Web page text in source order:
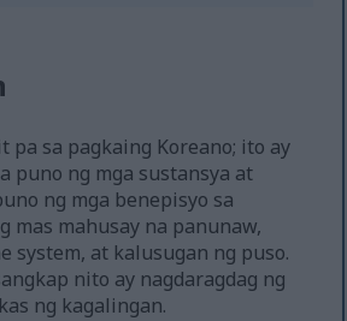
pa sa pagkaing Koreano; ito ay
puno ng mga sustansya at
ng mga benepisyo sa
mas mahusay na panunaw,
system, at kalusugan ng puso.
nito ay nagdaragdag ng
ng kagalingan.